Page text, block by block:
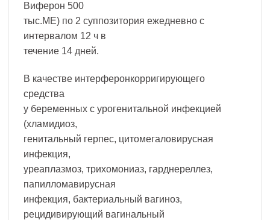
Виферон 500
тыс.МЕ) по 2 суппозитория ежедневно с
интервалом 12 ч в
течение 14 дней.
В качестве интерферонкорригирующего
средства
у беременных с урогенитальной инфекцией
(хламидиоз,
генитальный герпес, цитомегаловирусная
инфекция,
уреаплазмоз, трихомониаз, гарднереллез,
папилломавирусная
инфекция, бактериальный вагиноз,
рецидивирующий вагинальный